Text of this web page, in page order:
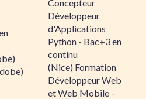
Concepteur
Développeur
d'Applications
Python - Bac+3 en
continu
(Nice) Formation
Développeur Web
et Web Mobile –